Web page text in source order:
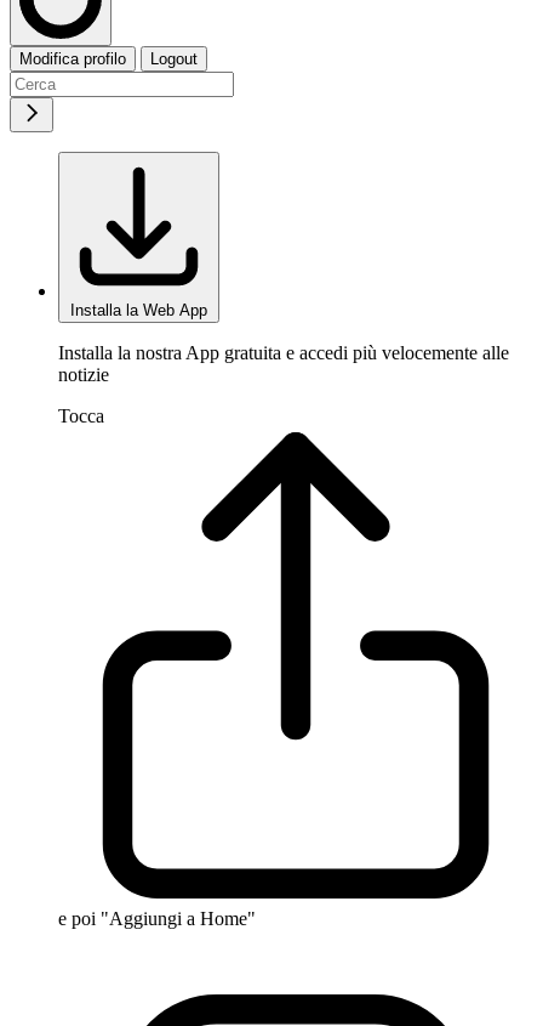
Modifica profilo Logout
Installa la Web App
Installa la nostra App gratuita e accedi più velocemente alle
notizie
Tocca
e poi "Aggiungi a Home"